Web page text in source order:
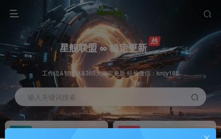
星舰联盟 ∞ 稳定更新
工作流&智能体&365天稳定更新 站长微信：kmjy188
输入关键词搜索
加入会员 工作流主页